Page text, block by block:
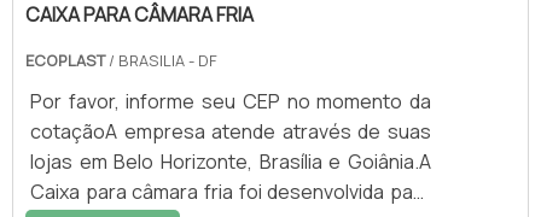
CAIXA PARA CÂMARA FRIA
ECOPLAST/ BRASILIA - DF
Por favor, informe seu CEP no momento da
cotaçãoA empresa atende através de suas
lojas em Belo Horizonte, Brasília e Goiânia.A
Caixa para câmara fria foi desenvolvida para